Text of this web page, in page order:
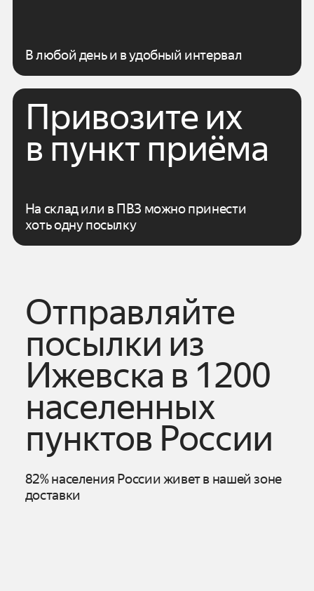
В любой день и в удобный интервал
Привозите их
в пункт приёма
На склад или в ПВЗ можно принести
хоть одну посылку
Отправляйте
посылки из
Ижевска в 1200
населенных
пунктов России
82% населения России живет в нашей зоне
доставки